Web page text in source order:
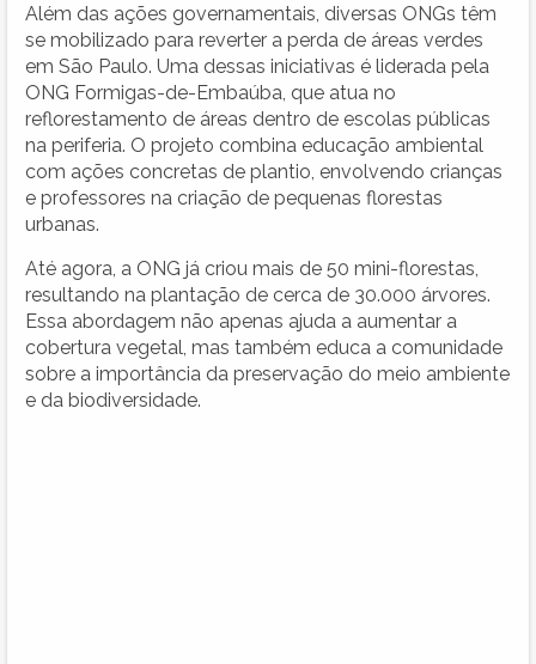
Além das ações governamentais, diversas ONGs têm
se mobilizado para reverter a perda de áreas verdes
em São Paulo. Uma dessas iniciativas é liderada pela
ONG Formigas-de-Embaúba, que atua no
reflorestamento de áreas dentro de escolas públicas
na periferia. O projeto combina educação ambiental
com ações concretas de plantio, envolvendo crianças
e professores na criação de pequenas florestas
urbanas.
Até agora, a ONG já criou mais de 50 mini-florestas,
resultando na plantação de cerca de 30.000 árvores.
Essa abordagem não apenas ajuda a aumentar a
cobertura vegetal, mas também educa a comunidade
sobre a importância da preservação do meio ambiente
e da biodiversidade.